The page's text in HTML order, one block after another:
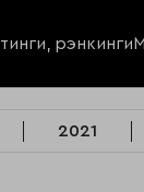
рэнкинги
2021